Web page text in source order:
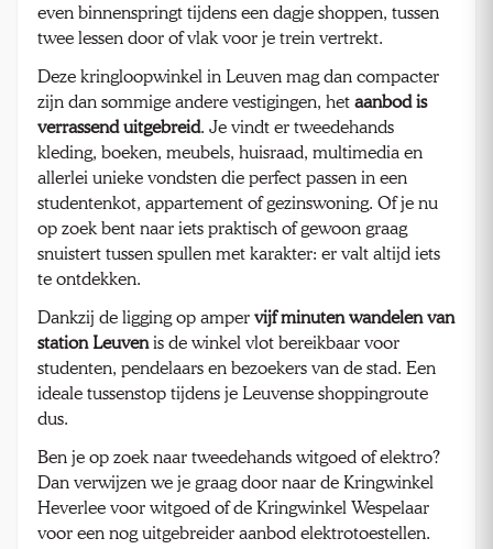
even binnenspringt tijdens een dagje shoppen, tussen
twee lessen door of vlak voor je trein vertrekt.
Deze kringloopwinkel in Leuven mag dan compacter
zijn dan sommige andere vestigingen, het aanbod is
verrassend uitgebreid. Je vindt er tweedehands
kleding, boeken, meubels, huisraad, multimedia en
allerlei unieke vondsten die perfect passen in een
studentenkot, appartement of gezinswoning. Of je nu
op zoek bent naar iets praktisch of gewoon graag
snuistert tussen spullen met karakter: er valt altijd iets
te ontdekken.
Dankzij de ligging op amper vijf minuten wandelen van
station Leuvenis de winkel vlot bereikbaar voor
studenten, pendelaars en bezoekers van de stad. Een
ideale tussenstop tijdens je Leuvense shoppingroute
dus.
Ben je op zoek naar tweedehands witgoed of elektro?
Dan verwijzen we je graag door naar de Kringwinkel
Heverlee voor witgoed of de Kringwinkel Wespelaar
voor een nog uitgebreider aanbod elektrotoestellen.